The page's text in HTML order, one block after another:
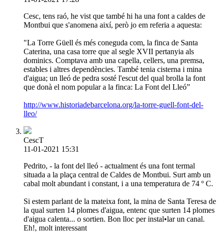
Cesc, tens raó, he vist que també hi ha una font a caldes de
Montbui que s'anomena així, però jo em referia a aquesta:
"La Torre Güell és més coneguda com, la finca de Santa
Caterina, una casa torre que al segle XVII pertanyia als
dominics. Comptava amb una capella, cellers, una premsa,
estables i altres dependències. També tenia cisterna i mina
d'aigua; un lleó de pedra sosté l'escut del qual brolla la font
que donà el nom popular a la finca: La Font del Lleó”
http://www.historiadebarcelona.org/la-torre-guell-font-del-
lleo/
CescT
11-01-2021 15:31
Pedrito, - la font del lleó - actualment és una font termal
situada a la plaça central de Caldes de Montbui. Surt amb un
cabal molt abundant i constant, i a una temperatura de 74 º C.
Si estem parlant de la mateixa font, la mina de Santa Teresa de
la qual surten 14 plomes d'aigua, entenc que surten 14 plomes
d'aigua calenta... o sortien. Bon lloc per instal•lar un canal.
Eh!, molt interessant